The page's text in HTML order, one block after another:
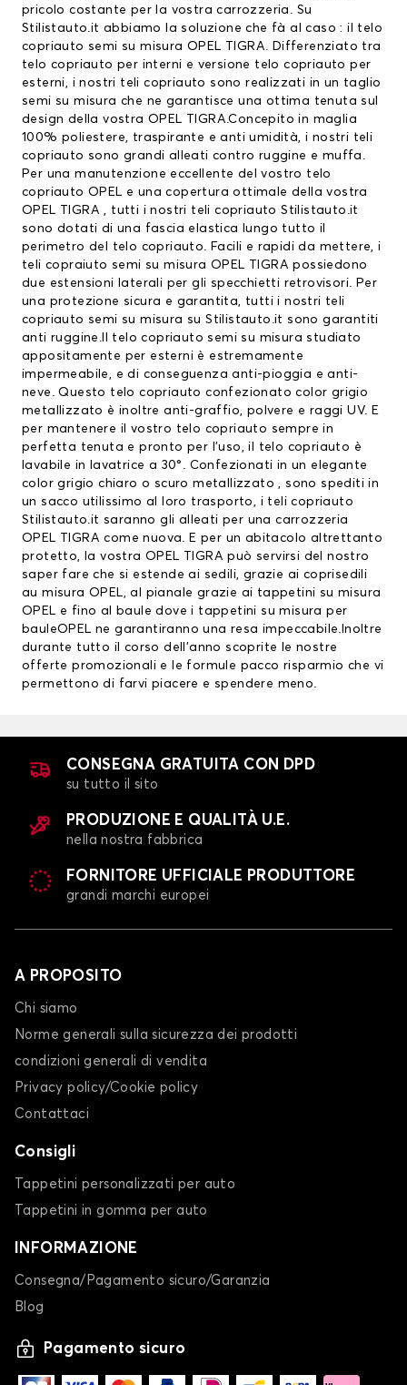
pricolo costante per la vostra carrozzeria. Su
Stilistauto.it abbiamo la soluzione che fà al caso : il telo
copriauto semi su misura OPEL TIGRA. Differenziato tra
telo copriautoper interni e versione telo copriauto per
esterni, i nostri teli copriauto sono realizzati in un taglio
semi su misura che ne garantisce una ottima tenuta sul
design della vostra OPEL TIGRA.Concepito in maglia
100% poliestere, traspirante e anti umidità, i nostri teli
copriauto sono grandi alleati contro ruggine e muffa.
Per una manutenzione eccellente del vostro telo
copriauto OPEL e una copertura ottimale della vostra
OPEL TIGRA , tutti i nostri teli copriauto Stilistauto.it
sono dotati di una fascia elastica lungo tutto il
perimetro del telo copriauto. Facili e rapidi da mettere, i
teli copraiuto semi su misura OPEL TIGRA possiedono
due estensioni laterali per gli specchietti retrovisori. Per
una protezione sicura e garantita, tutti i nostri teli
copriauto semi su misura su Stilistauto.it sono garantiti
anti ruggine.Il telo copriauto semi su misura studiato
appositamente per esterni è estremamente
impermeabile, e di conseguenza anti-pioggia e anti-
neve. Questo telo copriauto confezionato color grigio
metallizzato è inoltre anti-graffio, polvere e raggi UV. E
per mantenere il vostro telo copriauto sempre in
perfetta tenuta e pronto per l’uso, il telo copriauto è
lavabile in lavatrice a 30°. Confezionati in un elegante
color grigio chiaro o scuro metallizzato , sono spediti in
un sacco utilissimo al loro trasporto, i teli copriauto
Stilistauto.it saranno gli alleati per una carrozzeria
OPEL TIGRA come nuova. E per un abitacolo altrettanto
protetto, la vostra OPEL TIGRA può servirsi del nostro
saper fare che si estende ai sedili, grazie ai coprisedili
au misura OPEL, al pianale grazie ai tappetini su misura
OPEL e fino al baule dove i tappetini su misura per
bauleOPEL ne garantiranno una resa impeccabile.Inoltre
durante tutto il corso dell’anno scoprite le nostre
offerte promozionali e le formule pacco risparmio che vi
permettono di farvi piacere e spendere meno.
CONSEGNA GRATUITA CON DPD
su tutto il sito
PRODUZIONE E QUALITÀ U.E.
nella nostra fabbrica
FORNITORE UFFICIALE PRODUTTORE
grandi marchi europei
A PROPOSITO
Chi siamo
Norme generali sulla sicurezza dei prodotti
condizioni generali di vendita
Privacy policy/Cookie policy
Contattaci
Consigli
Tappetini personalizzati per auto
Tappetini in gomma per auto
INFORMAZIONE
Consegna/Pagamento sicuro/Garanzia
Blog
Pagamento sicuro